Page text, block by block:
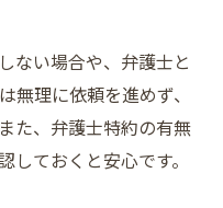
ない場合や、弁護士と
無理に依頼を進めず、
た、弁護士特約の有無
ておくと安心です。